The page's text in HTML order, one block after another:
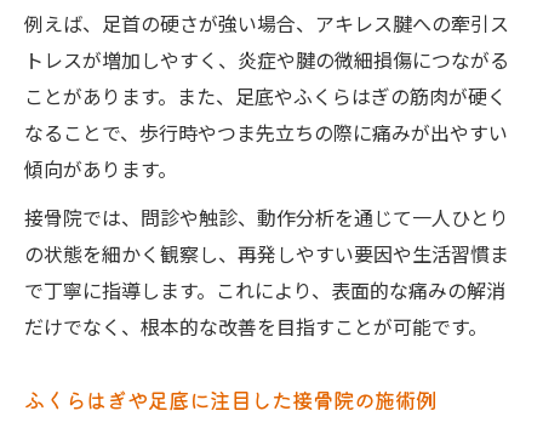
例えば、足首の硬さが強い場合、アキレス腱への牽引ス
トレスが増加しやすく、炎症や腱の微細損傷につながる
ことがあります。また、足底やふくらはぎの筋肉が硬く
なることで、歩行時やつま先立ちの際に痛みが出やすい
傾向があります。
接骨院では、問診や触診、動作分析を通じて一人ひとり
の状態を細かく観察し、再発しやすい要因や生活習慣ま
で丁寧に指導します。これにより、表面的な痛みの解消
だけでなく、根本的な改善を目指すことが可能です。
ふくらはぎや足底に注目した接骨院の施術例